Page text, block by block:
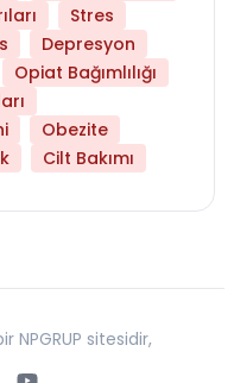
Stres
Depresyon
Opiat Bağımlılığı
Obezite
Cilt Bakımı
NPGRUP sitesidir,